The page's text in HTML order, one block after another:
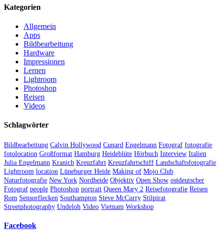
Kategorien
Allgemein
Apps
Bildbearbeitung
Hardware
Impressionen
Lernen
Lightroom
Photoshop
Reisen
Videos
Schlagwörter
Bildbearbeitung Calvin Hollywood Cunard Engelmann Fotograf fotografie
fotolocation Großformat Hamburg Heideblüte Hörbuch Interview Italien
Julia Engelmann Kranich Kreuzfahrt Kreuzfahrtschiff Landschaftsfotografie
Lightroom location Lüneburger Heide Making of Mojo Club
Naturfotografie New York Nordheide Objektiv Open Show ostdeutscher
Fotograf people Photoshop portrait Queen Mary 2 Reisefotografie Reisen
Rom Sensorflecken Southampton Steve McCurry Stilpirat
Streetphotography Undeloh Video Vietnam Workshop
Facebook